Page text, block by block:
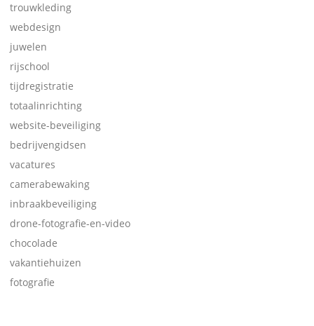
trouwkleding
webdesign
juwelen
rijschool
tijdregistratie
totaalinrichting
website-beveiliging
bedrijvengidsen
vacatures
camerabewaking
inbraakbeveiliging
drone-fotografie-en-video
chocolade
vakantiehuizen
fotografie